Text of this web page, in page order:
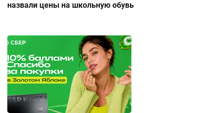
назвали цены на школьную обувь